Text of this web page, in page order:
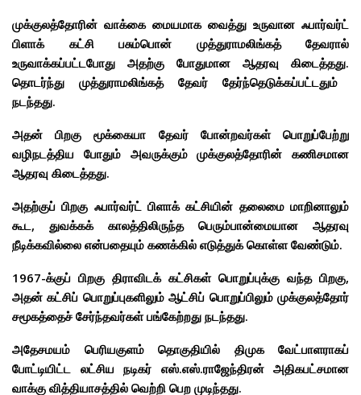
முக்குலத்தோரின் வாக்கை மையமாக வைத்து உருவான ஃபார்வர்ட்
பிளாக் கட்சி பசும்பொன் முத்துராமலிங்கத் தேவரால்
உருவாக்கப்பட்டபோது அதற்கு போதுமான ஆதரவு கிடைத்தது.
தொடர்ந்து முத்துராமலிங்கத் தேவர் தேர்ந்தெடுக்கப்பட்டதும்
நடந்தது.
அதன் பிறகு மூக்கையா தேவர் போன்றவர்கள் பொறுப்பேற்று
வழிநடத்திய போதும் அவருக்கும் முக்குலத்தோரின் கணிசமான
ஆதரவு கிடைத்தது.
அதற்குப் பிறகு ஃபார்வர்ட் பிளாக் கட்சியின் தலைமை மாறினாலும்
கூட, துவக்கக் காலத்திலிருந்த பெரும்பான்மையான ஆதரவு
நீடிக்கவில்லை என்பதையும் கணக்கில் எடுத்துக் கொள்ள வேண்டும்.
1967-க்குப் பிறகு திராவிடக் கட்சிகள் பொறுப்புக்கு வந்த பிறகு,
அதன் கட்சிப் பொறுப்புகளிலும் ஆட்சிப் பொறுப்பிலும் முக்குலத்தோர்
சமூகத்தைச் சேர்ந்தவர்கள் பங்கேற்றது நடந்தது.
அதேசமயம் பெரியகுளம் தொகுதியில் திமுக வேட்பாளராகப்
போட்டியிட்ட லட்சிய நடிகர் எஸ்.எஸ்.ராஜேந்திரன் அதிகபட்சமான
வாக்கு வித்தியாசத்தில் வெற்றி பெற முடிந்தது.